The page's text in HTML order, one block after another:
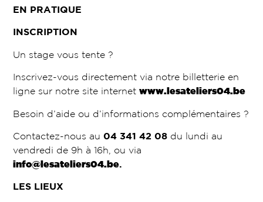
EN PRATIQUE
INSCRIPTION
Un stage vous tente ?
Inscrivez-vous directement via notre billetterie en
ligne sur notre site internetwww.lesateliers04.be
Besoin d’aide ou d’informations complémentaires ?
Contactez-nous au04 341 42 08 du lundi au
vendredi de 9h à 16h, ou via
info@lesateliers04.be.
LES LIEUX